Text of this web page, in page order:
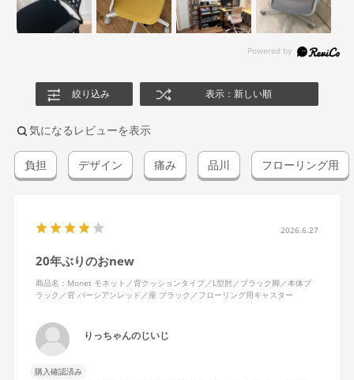
絞り込み 表示：新しい順
気になるレビューを表示
負担 デザイン 痛み 品川 フローリング用
2026.6.27
20年ぶりのおnew
商品名：Monet モネット／背クッションタイプ／L型肘／ブラック脚／本体ブ
ラック／背 パーシアンレッド／座 ブラック／フローリング用キャスター
りっちゃんのじいじ
購入確認済み